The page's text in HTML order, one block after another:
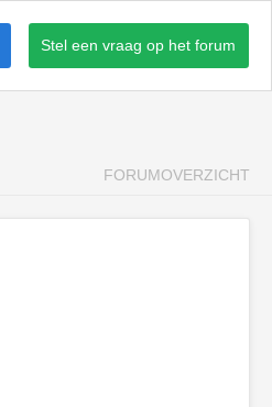
Stel een vraag op het forum
FORUMOVERZICHT